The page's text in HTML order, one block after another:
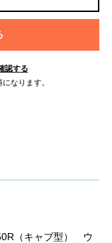
認する
なります。
（キャブ型） ウ